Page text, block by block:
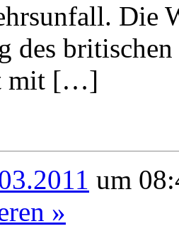
Die
des
mit […]
um
»